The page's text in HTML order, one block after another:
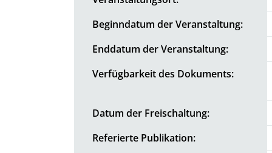
Beginndatum der Veranstaltung:
Enddatum der Veranstaltung:
Verfügbarkeit des Dokuments:
Datum der Freischaltung:
Referierte Publikation: